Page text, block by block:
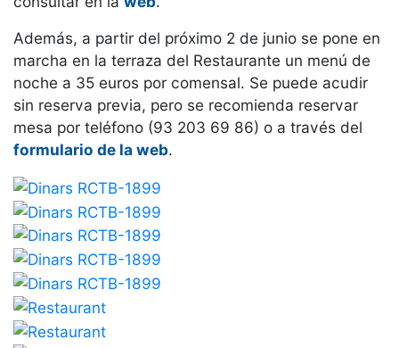
Fundación
Servicios
Instalaciones
Preguntas
Frecuentes
(FAQs)
Trabaja con
nosotros
Área deportiva
Tenis
Escuela de
tenis
Además, a partir del próximo 2 de junio se pone en
marcha en la terraza del Restaurante un menú de
noche a 35 euros por comensal. Se puede acudir
sin reserva previa, pero se recomienda reservar
mesa por teléfono (93 203 69 86) o a través del
formulario de la web.